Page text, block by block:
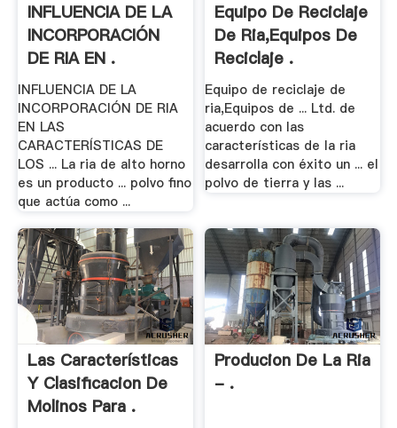
INFLUENCIA DE LA
INCORPORACIÓN
DE RIA EN .
INFLUENCIA DE LA
INCORPORACIÓN DE RIA
EN LAS
CARACTERÍSTICAS DE
LOS ... La ria de alto horno
es un producto ... polvo fino
que actúa como ...
Equipo De Reciclaje
De Ria,Equipos De
Reciclaje .
Equipo de reciclaje de
ria,Equipos de ... Ltd. de
acuerdo con las
características de la ria
desarrolla con éxito un ... el
polvo de tierra y las ...
Las Características
Y Clasificacion De
Molinos Para .
Producion De La Ria
- .